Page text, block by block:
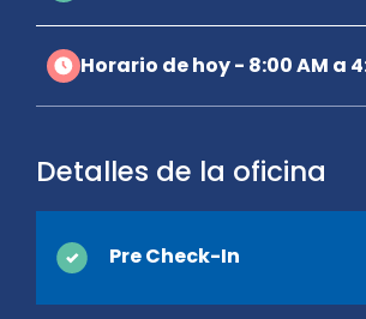
Horario de hoy - 8:00 AM a
Detalles de la oficina
Pre Check-In